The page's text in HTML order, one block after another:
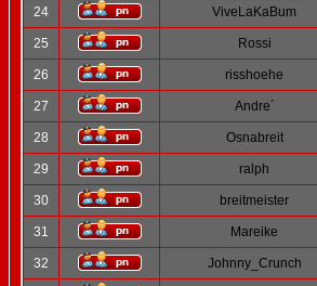
24 ViveLaKaBum
25 Rossi
26 risshoehe
27 Andre´
28 Osnabreit
29 ralph
30 breitmeister
31 Mareike
32 Johnny_Crunch